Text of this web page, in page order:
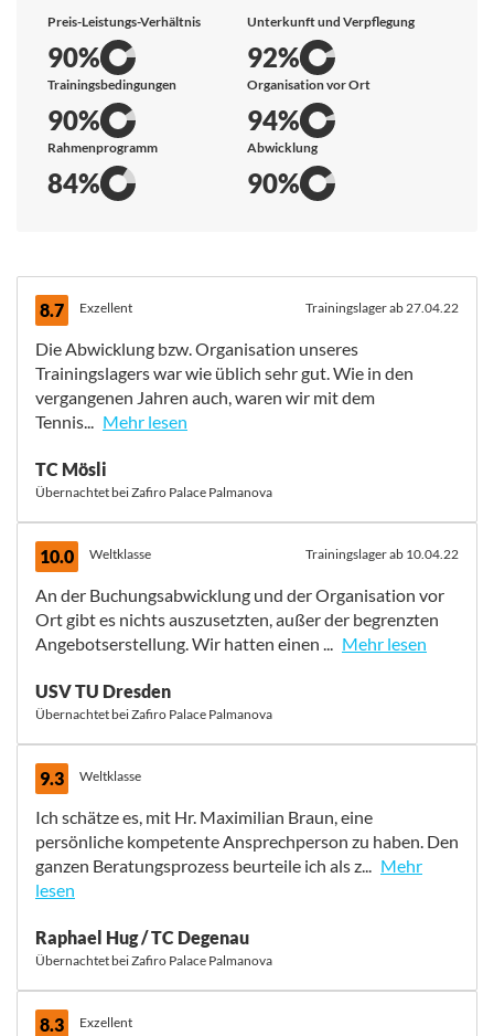
Preis-Leistungs-Verhältnis
90%
Unterkunft und Verpflegung
92%
Trainingsbedingungen
90%
Organisation vor Ort
94%
Rahmenprogramm
84%
Abwicklung
90%
8.7 Exzellent Trainingslager ab 27.04.22
Die Abwicklung bzw. Organisation unseres
Trainingslagers war wie üblich sehr gut. Wie in den
vergangenen Jahren auch, waren wir mit dem
Tennis... Mehr lesen
Die Abwicklung bzw. Organisation unseres
Trainingslagers war wie üblich sehr gut. Wie in den
Tennistrainer und den Tennisplätzen sehr zufrieden.
Leider unterscheidet sich das 5-Sterne Hotel nicht mehr
wesentlich zum 4-Sterne Hotel.
TC Mösli
Übernachtet bei Zafiro Palace Palmanova
10.0 Weltklasse Trainingslager ab 10.04.22
An der Buchungsabwicklung und der Organisation vor
Ort gibt es nichts auszusetzten, außer der begrenzten
Angebotserstellung. Wir hatten einen ... Mehr lesen
An der Buchungsabwicklung und der Organisation vor
Ort gibt es nichts auszusetzten, außer der begrenzten
Trainer und gute Trainingsbedingungen. Die Plätze sind
recht windanfällig, somit kam es zu einigen Platzfehlern,
insbesondere im Bereich der Linien. Das
Trainingsmaterial (Tennisbälle) waren teilweise recht
veraltet. Die Trainingsübungen waren sehr gut,
abwechslungsreich und sinnvoll aufeinander
abgestimmt.
unbedingt wieder bei TRAVELLING TO SUCCESS
buchen.
USV TU Dresden
Übernachtet bei Zafiro Palace Palmanova
9.3 Weltklasse
Ich schätze es, mit Hr. Maximilian Braun, eine
persönliche kompetente Ansprechperson zu haben. Den
ganzen Beratungsprozess beurteile ich als z... Mehr
lesen
Ich schätze es, mit Hr. Maximilian Braun, eine
persönliche kompetente Ansprechperson zu haben. Den
unkompliziert. Bei Fragen erhalte ich immer in kurzer
Zeit eine Antwort. Etwas mühsam finde ich die
Raphael Hug / TC Degenau
Übernachtet bei Zafiro Palace Palmanova
8.3 Exzellent